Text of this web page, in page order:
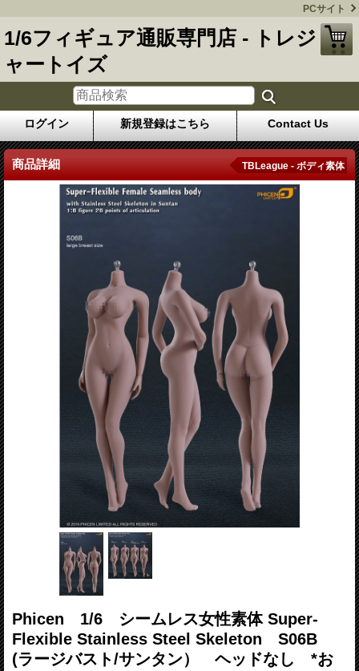
PCサイト
1/6フィギュア通販専門店 - トレジ
ャートイズ
ログイン 新規登録はこちら Contact Us
商品詳細 TBLeague - ボディ素体
Phicen 1/6 シームレス女性素体 Super-
Flexible Stainless Steel Skeleton S06B
(ラージバスト/サンタン） ヘッドなし *お